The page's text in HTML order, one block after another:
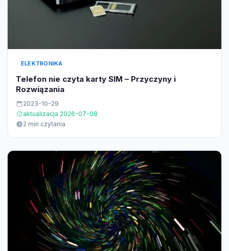
ELEKTRONIKA
Telefon nie czyta karty SIM – Przyczyny i
Rozwiązania
2023-10-29
aktualizacja 2026-07-08
2 min czytania